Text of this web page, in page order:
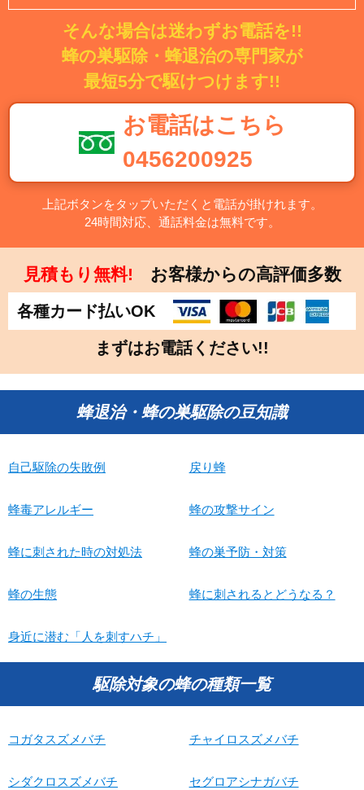
そんな場合は迷わずお電話を!!
蜂の巣駆除・蜂退治の専門家が
最短5分で駆けつけます!!
お電話はこちら
0456200925
上記ボタンをタップいただくと電話が掛けれます。
24時間対応、通話料金は無料です。
見積もり無料! お客様からの高評価多数
各種カード払いOK
まずはお電話ください!!
蜂退治・蜂の巣駆除の豆知識
自己駆除の失敗例 戻り蜂
蜂毒アレルギー 蜂の攻撃サイン
蜂に刺された時の対処法 蜂の巣予防・対策
蜂の生態 蜂に刺されるとどうなる？
身近に潜む「人を刺すハチ」
駆除対象の蜂の種類一覧
コガタスズメバチ チャイロスズメバチ
シダクロスズメバチ セグロアシナガバチ